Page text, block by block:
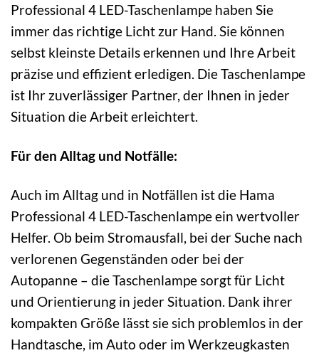
Professional 4 LED-Taschenlampe haben Sie
immer das richtige Licht zur Hand. Sie können
selbst kleinste Details erkennen und Ihre Arbeit
präzise und effizient erledigen. Die Taschenlampe
ist Ihr zuverlässiger Partner, der Ihnen in jeder
Situation die Arbeit erleichtert.
Für den Alltag und Notfälle:
Auch im Alltag und in Notfällen ist die Hama
Professional 4 LED-Taschenlampe ein wertvoller
Helfer. Ob beim Stromausfall, bei der Suche nach
verlorenen Gegenständen oder bei der
Autopanne – die Taschenlampe sorgt für Licht
und Orientierung in jeder Situation. Dank ihrer
kompakten Größe lässt sie sich problemlos in der
Handtasche, im Auto oder im Werkzeugkasten